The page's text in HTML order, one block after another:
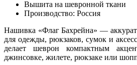
Вышита на шевронной ткани
Производство: Россия
Нашивка «Флаг Бахрейна» —
для одежды, рюкзаков, сумок и
делает шеврон компактным
джинсовке, жилете, рюкзаке или